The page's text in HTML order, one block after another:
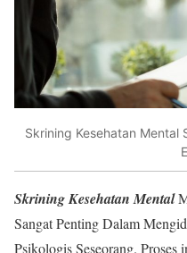
Skrining Kesehatan Mental
Skrining Kesehatan Mental
Sangat Penting Dalam
Psikologis Seseorang.